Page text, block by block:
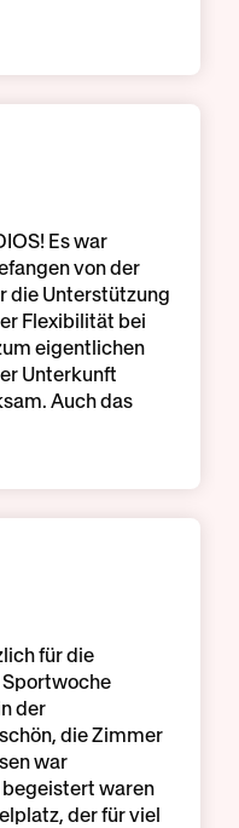
Es war
von der
die Unterstützung
Flexibilität bei
eigentlichen
Unterkunft
Auch das
für die
der
die Zimmer
war
waren
der für viel